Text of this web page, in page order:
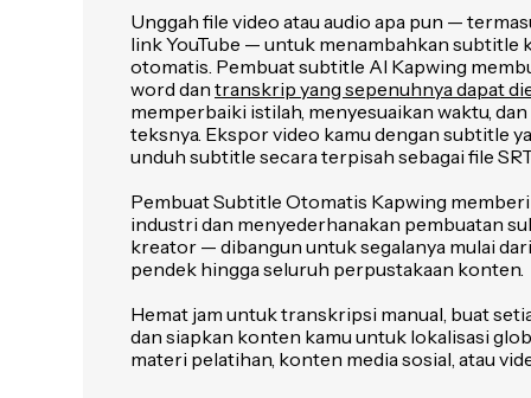
Unggah file video atau audio apa pun —
link YouTube — untuk menambahkan subtitle
otomatis. Pembuat subtitle AI Kapwing
word dan transkrip yang sepenuhnya dapat
memperbaiki istilah, menyesuaikan waktu,
teksnya. Ekspor video kamu dengan subtitle
unduh subtitle secara terpisah sebagai file
Pembuat Subtitle Otomatis Kapwing
industri dan menyederhanakan pembuatan
kreator — dibangun untuk segalanya mulai
pendek hingga seluruh perpustakaan konten.
Hemat jam untuk transkripsi manual, buat
dan siapkan konten kamu untuk lokalisasi
materi pelatihan, konten media sosial, atau